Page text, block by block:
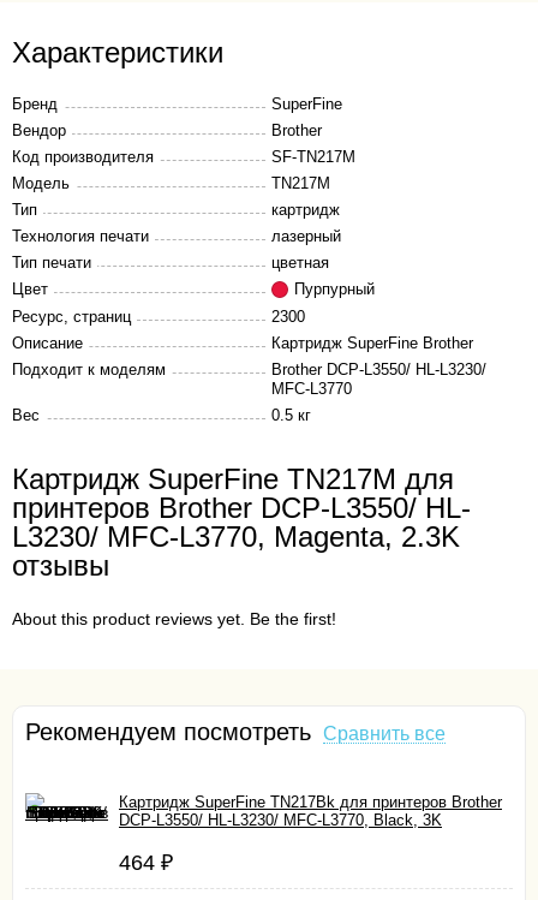
Характеристики
Бренд
SuperFine
Вендор
Brother
Код производителя
SF-TN217M
Модель
TN217M
Тип
картридж
Технология печати
лазерный
Тип печати
цветная
Цвет
Пурпурный
Ресурс, страниц
2300
Описание
Картридж SuperFine Brother
Подходит к моделям
Brother DCP-L3550/ HL-L3230/
MFC-L3770
Вес
0.5 кг
Картридж SuperFine TN217M для
принтеров Brother DCP-L3550/ HL-
L3230/ MFC-L3770, Magenta, 2.3K
отзывы
About this product reviews yet. Be the first!
Рекомендуем посмотреть Сравнить все
Картридж SuperFine TN217Bk для принтеров Brother
DCP-L3550/ HL-L3230/ MFC-L3770, Black, 3K
464 ₽